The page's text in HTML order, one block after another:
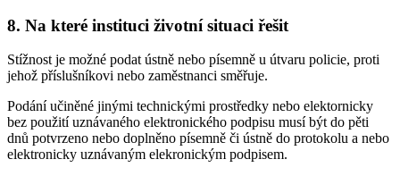
8. Na které instituci životní situaci řešit
Stížnost je možné podat ústně nebo písemně u útvaru policie, proti
jehož příslušníkovi nebo zaměstnanci směřuje.
Podání učiněné jinými technickými prostředky nebo elektornicky
bez použití uznávaného elektronického podpisu musí být do pěti
dnů potvrzeno nebo doplněno písemně či ústně do protokolu a nebo
elektronicky uznávaným elekronickým podpisem.